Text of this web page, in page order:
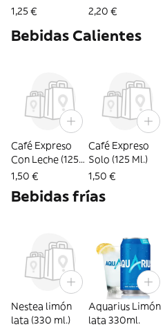
1,25 € 2,20 €
Bebidas Calientes
Café Expreso
Con Leche (125
Ml.)
1,50 €
Café Expreso
Solo (125 Ml.)
1,50 €
Bebidas frías
Nestea limón
lata (330 ml.)
Aquarius Limón
lata 330ml.